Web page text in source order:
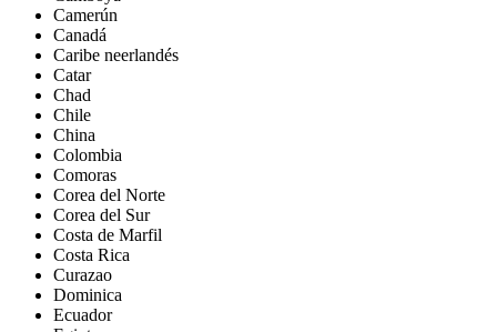
Camerún
Canadá
Caribe neerlandés
Catar
Chad
Chile
China
Colombia
Comoras
Corea del Norte
Corea del Sur
Costa de Marfil
Costa Rica
Curazao
Dominica
Ecuador